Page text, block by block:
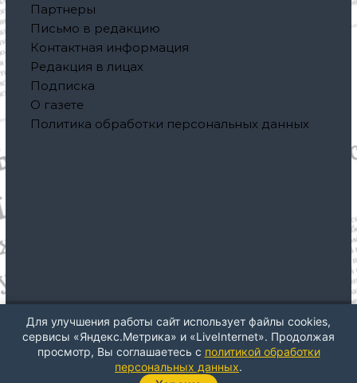
Партнеры
Письмо в редакцию
Контактная информация
Редакция в лицах
Подписка
О газете
Политика обработки персональных данных
Авторское право © 2026Газета "Северная правда"Все
права защищены. Тема: ThemeGrill отFlash. На платформе
WordPress
Для улучшения работы сайт использует файлы cookies,
сервисы «Яндекс.Метрика» и «LiveInternet». Продолжая
просмотр, Вы соглашаетесь с политикой обработки
персональных данных.